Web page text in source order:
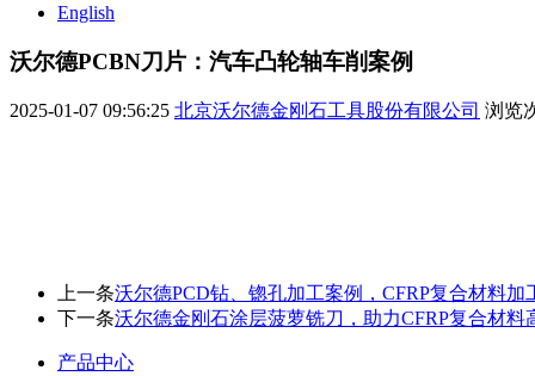
English
沃尔德PCBN刀片：汽车凸轮轴车削案例
2025-01-07 09:56:25 北京沃尔德金刚石工具股份有限公司 浏览
上一条沃尔德PCD钻、锪孔加工案例，CFRP复合材料加
下一条沃尔德金刚石涂层菠萝铣刀，助力CFRP复合材料
产品中心